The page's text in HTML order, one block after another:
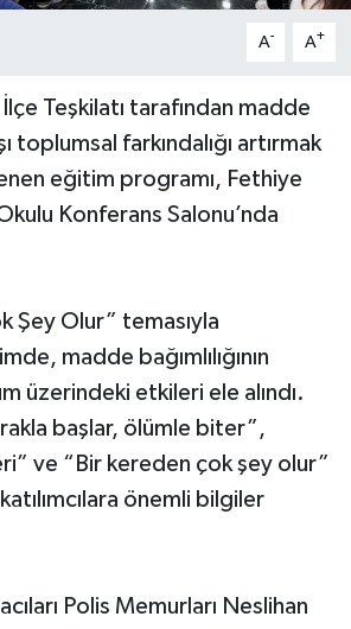
A- A+
Teşkilatı tarafından madde
toplumsal farkındalığı artırmak
eğitim programı, Fethiye
Konferans Salonu’nda
Şey Olur” temasıyla
madde bağımlılığının
üzerindeki etkileri ele alındı.
başlar, ölümle biter”,
ve “Bir kereden çok şey olur”
katılımcılara önemli bilgiler
Polis Memurları Neslihan